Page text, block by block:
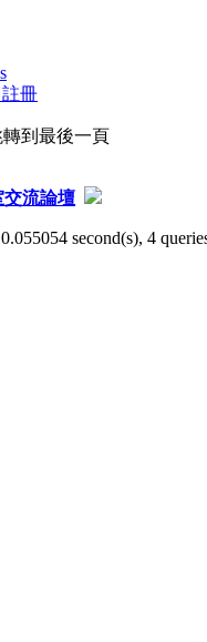
冊
轉到最後一頁
交流論壇
second(s), 4